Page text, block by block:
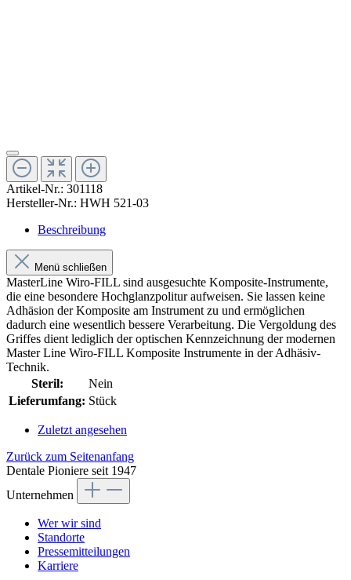
Artikel-Nr.: 301118
Hersteller-Nr.: HWH 521-03
Beschreibung
Menü schließen
MasterLine Wiro-FILL sind ausgesuchte Komposite-Instrumente,
die eine besondere Hochglanzpolitur aufweisen. Sie lassen keine
Adhäsion der Komposite am Instrument zu und ermöglichen
dadurch eine wesentlich bessere Verarbeitung. Die Vergoldung des
Griffes dient lediglich der optischen Kennzeichnung der modernen
Master Line Wiro-FILL Komposite Instrumente in der Adhäsiv-
Technik.
Steril:
Nein
Lieferumfang: Stück
Zuletzt angesehen
Zurück zum Seitenanfang
Dentale Pioniere seit 1947
Unternehmen
Wer wir sind
Standorte
Pressemitteilungen
Karriere